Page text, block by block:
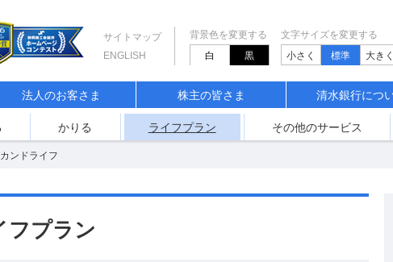
サイトマップ
ENGLISH
背景色を変更する
白
黒
文字サイズを変更する
小さく
標準 大きく
法人のお客さま 株主の皆さま 清水銀行につ
かりる ライフプラン その他のサービス
ンドライフ
フプラン